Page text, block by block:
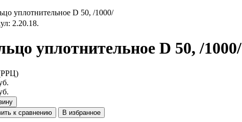
уплотнительное D 50, /1000/
2.20.18.
уплотнительное D 50, /1000/
к сравнению
В избранное